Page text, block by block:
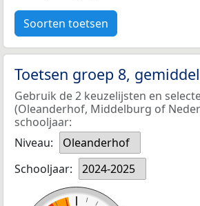
Soorten toetsen
Toetsen groep 8,
Gebruik de 2 keuzelijsten en
(Oleanderhof, Middelburg of
schooljaar:
Niveau:
Oleanderhof
Schooljaar:
2024-2025